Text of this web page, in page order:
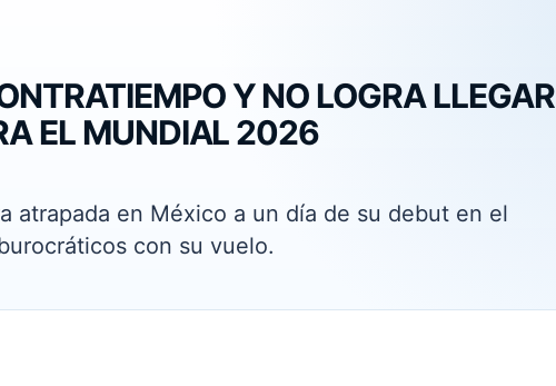
Y NO LOGRA LLEGAR
EL MUNDIAL 2026
atrapada en México a un día de su debut en el
con su vuelo.